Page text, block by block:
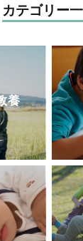
以上続けた。『
福音館書店）、
相田みつをい
でも子どもは健
）など著書多数
たる臨床経験か
児書は、今も多
支持を得ている
カテゴリー
養